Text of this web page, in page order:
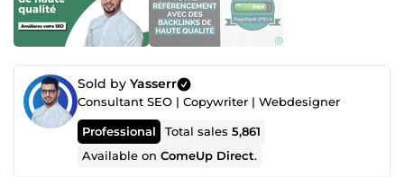
Sold by Yasserr
Consultant SEO | Copywriter | Webdesigner
Professional Total sales5,861
Available onComeUp Direct.